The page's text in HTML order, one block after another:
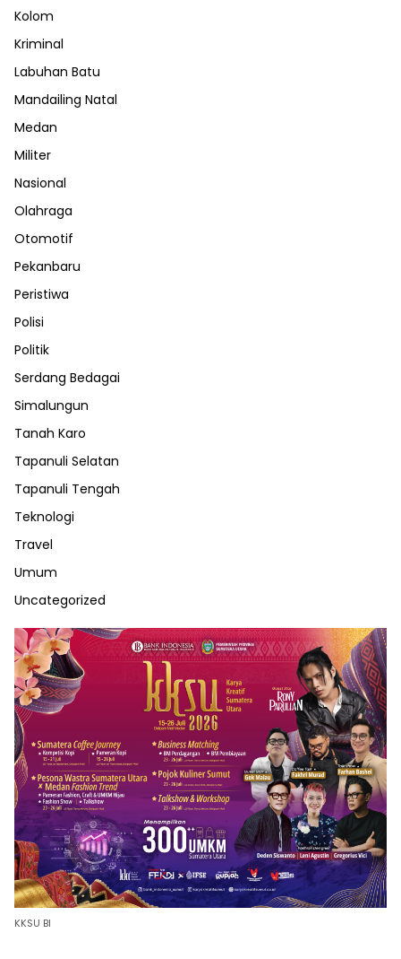
Kolom
Kriminal
Labuhan Batu
Mandailing Natal
Medan
Militer
Nasional
Olahraga
Otomotif
Pekanbaru
Peristiwa
Polisi
Politik
Serdang Bedagai
Simalungun
Tanah Karo
Tapanuli Selatan
Tapanuli Tengah
Teknologi
Travel
Umum
Uncategorized
KKSU BI